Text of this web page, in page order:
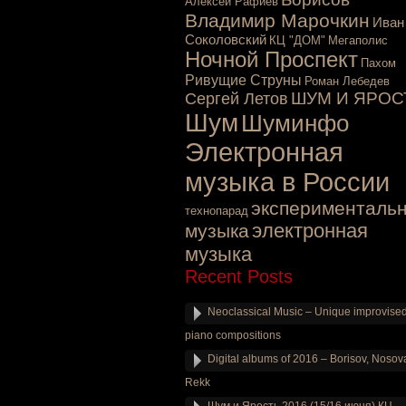
Владимир Марочкин Иван
Соколовский КЦ "ДОМ" Мегаполис
Ночной Проспект Пахом
Ривущие Струны Роман Лебедев
Сергей Летов ШУМ И
Шум Шуминфо
Электронная
музыка в России
технопарад
музыкаэлектронная
музыка
Recent Posts
Neoclassical Music – Unique improvised
piano compositions
Digital albums of 2016 – Borisov,
Rekk